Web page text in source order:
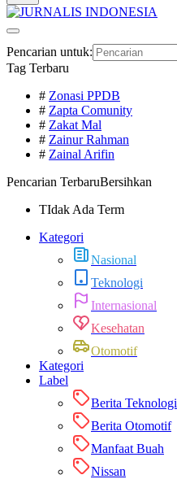
Pencarian untuk:
Tag Terbaru
# Zonasi PPDB
# Zapta Comunity
# Zakat Mal
# Zainur Rahman
# Zainal Arifin
Pencarian TerbaruBersihkan
TIdak Ada Term
Kategori
Nasional
Teknologi
Internasional
Kesehatan
Otomotif
Kategori
Label
Berita Teknologi
Berita Otomotif
Manfaat Buah
Nissan